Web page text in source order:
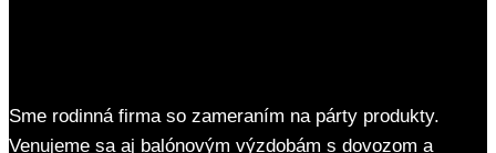
Sme rodinná firma so zameraním na párty produkty.
Venujeme sa aj balónovým výzdobám s dovozom a